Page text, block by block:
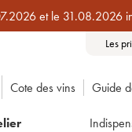
et le 31.08.2026
Les
Cote des vins Guide